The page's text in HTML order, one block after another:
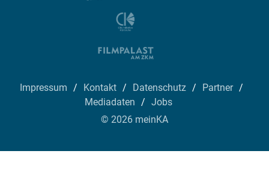
Impressum Kontakt Datenschutz
Partner
Mediadaten
Jobs
© 2026 meinKA